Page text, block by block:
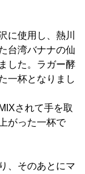
に使用し、熱川
台湾バナナの仙
した。ラガー酵
一杯となりまし
されて手を取
がった一杯で
、そのあとにマ